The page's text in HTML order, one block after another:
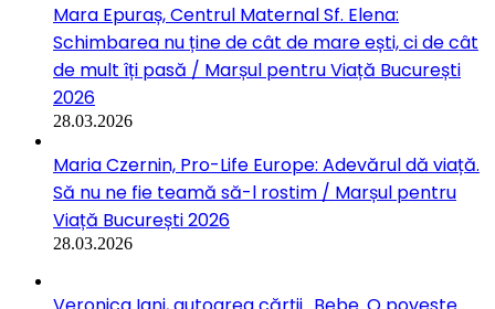
Mara Epuraș, Centrul Maternal Sf. Elena:
Schimbarea nu ține de cât de mare ești, ci de cât
de mult îți pasă / Marșul pentru Viață București
2026
28.03.2026
Maria Czernin, Pro-Life Europe: Adevărul dă viață.
Să nu ne fie teamă să-l rostim / Marșul pentru
Viață București 2026
28.03.2026